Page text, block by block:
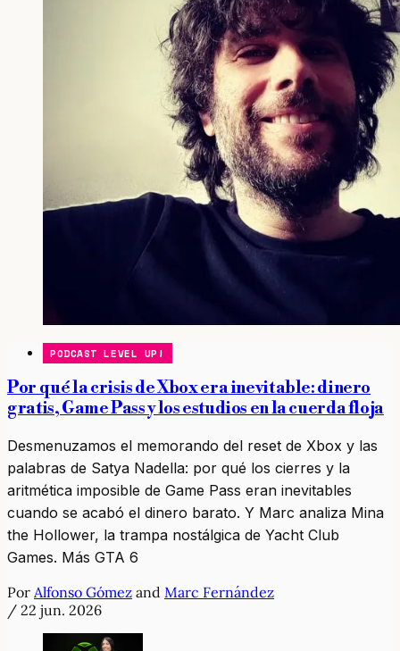
PODCAST LEVEL UP!
Por qué la crisis de Xbox era inevitable: dinero
gratis, Game Pass y los estudios en la cuerda floja
Desmenuzamos el memorando del reset de Xbox y las
palabras de Satya Nadella: por qué los cierres y la
aritmética imposible de Game Pass eran inevitables
cuando se acabó el dinero barato. Y Marc analiza Mina
the Hollower, la trampa nostálgica de Yacht Club
Games. Más GTA 6
Por Alfonso Gómez and Marc Fernández
/ 22 jun. 2026